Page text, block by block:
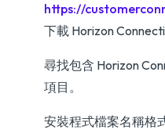
https://
下載 Horizon
尋找包含 Horizon
項目。
安裝程式檔案名稱格